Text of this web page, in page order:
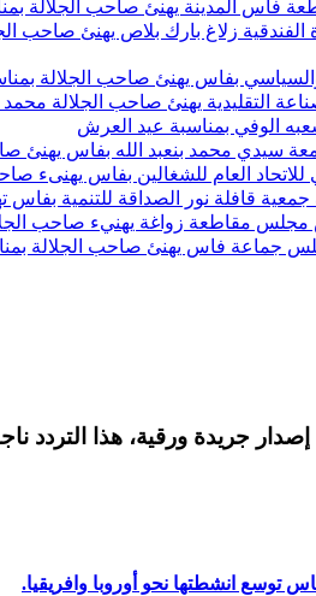
يهنئ صاحب الجلالة بمناسبة الذكرى 27
الفندقية زلاغ بارك بلاص يهنئ
يهنئ صاحب الجلالة بمناسبة الذكرى 27
يهنئ صاحب الجلالة محمد السادس نصره
الوفي بمناسبة عيد العرش
سيدي محمد بنعبد الله بفاس يهنئ
للاتحاد العام للشغالين بفاس يهنىء
قافلة نور الصداقة للتنمية
مقاطعة زواغة يهنيء صاحب
جماعة فاس يهنئ صاحب الجلالة
جريدة ورقية، هذا التردد
توسع انشطتها نحو أوروبا وافريقيا.